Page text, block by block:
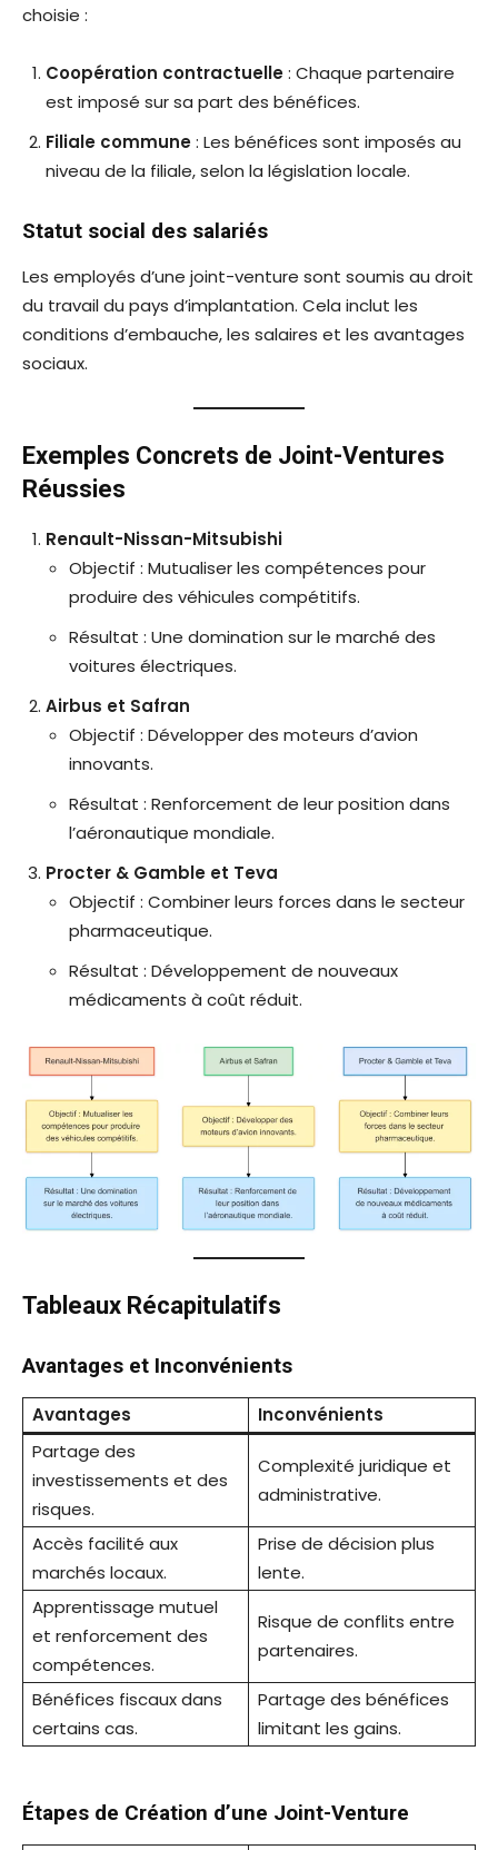
choisie :
Coopération contractuelle: Chaque partenaire
est imposé sur sa part des bénéfices.
Filiale commune: Les bénéfices sont imposés au
niveau de la filiale, selon la législation locale.
Statut social des salariés
Les employés d’une joint-venture sont soumis au droit
du travail du pays d’implantation. Cela inclut les
conditions d’embauche, les salaires et les avantages
sociaux.
Exemples Concrets de Joint-Ventures
Réussies
Renault-Nissan-Mitsubishi
Objectif : Mutualiser les compétences pour
produire des véhicules compétitifs.
Résultat : Une domination sur le marché des
voitures électriques.
Airbus et Safran
Objectif : Développer des moteurs d’avion
innovants.
Résultat : Renforcement de leur position dans
l’aéronautique mondiale.
Procter & Gamble et Teva
Objectif : Combiner leurs forces dans le secteur
pharmaceutique.
Résultat : Développement de nouveaux
médicaments à coût réduit.
Tableaux Récapitulatifs
Avantages et Inconvénients
Avantages
Inconvénients
Partage des
investissements et des
risques.
Complexité juridique et
administrative.
Accès facilité aux
marchés locaux.
Prise de décision plus
lente.
Apprentissage mutuel
et renforcement des
compétences.
Risque de conflits entre
partenaires.
Bénéfices fiscaux dans
certains cas.
Partage des bénéfices
limitant les gains.
Étapes de Création d’une Joint-Venture